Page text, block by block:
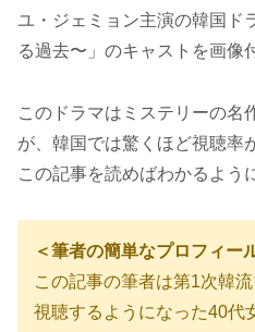
ユ・ジェミョン主演の韓国ド
る過去〜」のキャストを画像
このドラマはミステリーの名
が、韓国では驚くほど視聴率
この記事を読めばわかるよう
＜筆者の簡単なプロフィー
この記事の筆者は第1次韓
視聴するようになった40代